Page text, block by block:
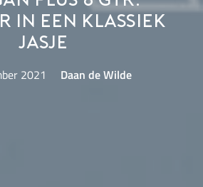
in een klassiek
jasje
2021 Daan de Wilde